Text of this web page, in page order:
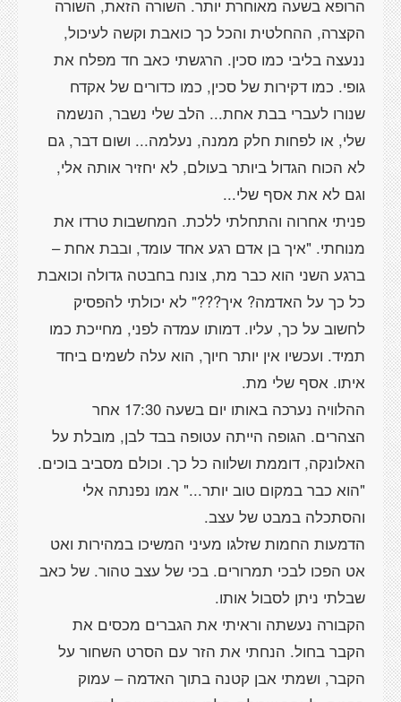
הרופא בשעה מאוחרת יותר. השורה הזאת, השורה
הקצרה, ההחלטית והכל כך כואבת וקשה לעיכול,
ננעצה בליבי כמו סכין. הרגשתי כאב חד מפלח את
גופי. כמו דקירות של סכין, כמו כדורים של אקדח
שנורו לעברי בבת אחת... הלב שלי נשבר, הנשמה
שלי, או לפחות חלק ממנה, נעלמה... ושום דבר, גם
לא הכוח הגדול ביותר בעולם, לא יחזיר אותה אלי,
פניתי אחרוה והתחלתי ללכת. המחשבות טרדו את
מנוחתי. "איך בן אדם רגע אחד עומד, ובבת אחת –
ברגע השני הוא כבר מת, צונח בחבטה גדולה וכואבת
כל כך על האדמה? איך???" לא יכולתי להפסיק
לחשוב על כך, עליו. דמותו עמדה לפני, מחייכת כמו
תמיד. ועכשיו אין יותר חיוך, הוא עלה לשמים ביחד
ההלוויה נערכה באותו יום בשעה 17:30 אחר
הצהרים. הגופה הייתה עטופה בבד לבן, מובלת על
"הוא כבר במקום טוב יותר..." אמו נפנתה אלי
הדמעות החמות שזלגו מעיני המשיכו במהירות ואט
אט הפכו לבכי תמרורים. בכי של עצב טהור. של כאב
הקבורה נעשתה וראיתי את הגברים מכסים את
הקבר בחול. הנחתי את הזר עם הסרט השחור על
הקבר, ושמתי אבן קטנה בתוך האדמה – עמוק